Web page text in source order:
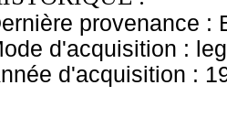
provenance :
d'acquisition :
d'acquisition :